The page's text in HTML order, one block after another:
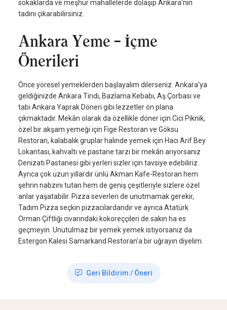
sokaklarda ve meşhur mahallelerde dolaşıp Ankara'nın
tadını çıkarabilirsiniz.
Ankara Yeme – İçme
Önerileri
Önce yöresel yemeklerden başlayalım dilerseniz. Ankara'ya
geldiğinizde Ankara Tiridi, Bazlama Kebabı, Aş Çorbası ve
tabi Ankara Yaprak Döneri gibi lezzetler ön plana
çıkmaktadır. Mekân olarak da özellikle döner için Cici Piknik,
özel bir akşam yemeği için Fige Restoran ve Göksu
Restoran, kalabalık gruplar halinde yemek için Hacı Arif Bey
Lokantası, kahvaltı ve pastane tarzı bir mekân arıyorsanız
Denizatı Pastanesi gibi yerleri sizler için tavsiye edebiliriz.
Ayrıca çok uzun yıllardır ünlü Akman Kafe-Restoran hem
şehrin nabzını tutan hem de geniş çeşitleriyle sizlere özel
anlar yaşatabilir. Pizza severleri de unutmamak gerekir,
Tadım Pizza seçkin pizzacılardandır ve ayrıca Atatürk
Orman Çiftliği civarındaki kokoreççileri de sakın ha es
geçmeyin. Unutulmaz bir yemek yemek istiyorsanız da
Estergon Kalesi Samarkand Restoran'a bir uğrayın diyelim.
Geri Bildirim / Öneri